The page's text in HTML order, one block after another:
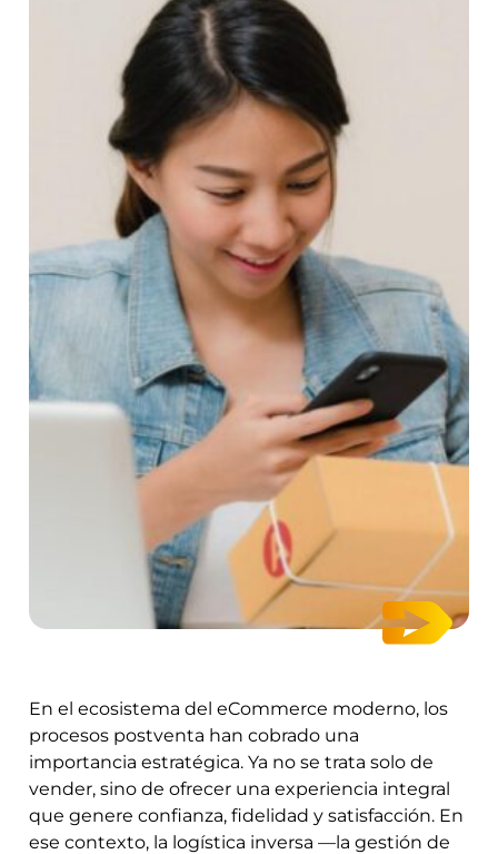
En el ecosistema del eCommerce moderno, los
procesos postventa han cobrado una
importancia estratégica. Ya no se trata solo de
vender, sino de ofrecer una experiencia integral
que genere confianza, fidelidad y satisfacción. En
ese contexto, la logística inversa —la gestión de